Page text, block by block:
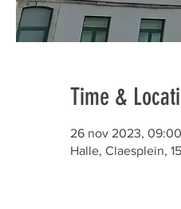
Time &
26 nov 2023,
Halle, Claesplein,